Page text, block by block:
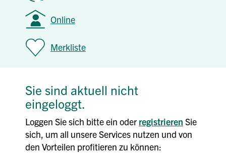
Online
Merkliste
Sie sind aktuell nicht
eingeloggt.
Loggen Sie sich bitte ein oder registrieren Sie
sich, um all unsere Services nutzen und von
den Vorteilen profitieren zu können: